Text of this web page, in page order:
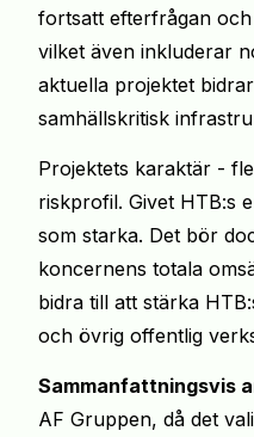
fortsatt efterfrågan
vilket även inkluderar
aktuella projektet
samhällskritisk
Projektets karaktär -
riskprofil. Givet HTB:s
som starka. Det bör
koncernens totala
bidra till att stärka
och övrig offentlig
Sammanfattningsvis
AF Gruppen, då det